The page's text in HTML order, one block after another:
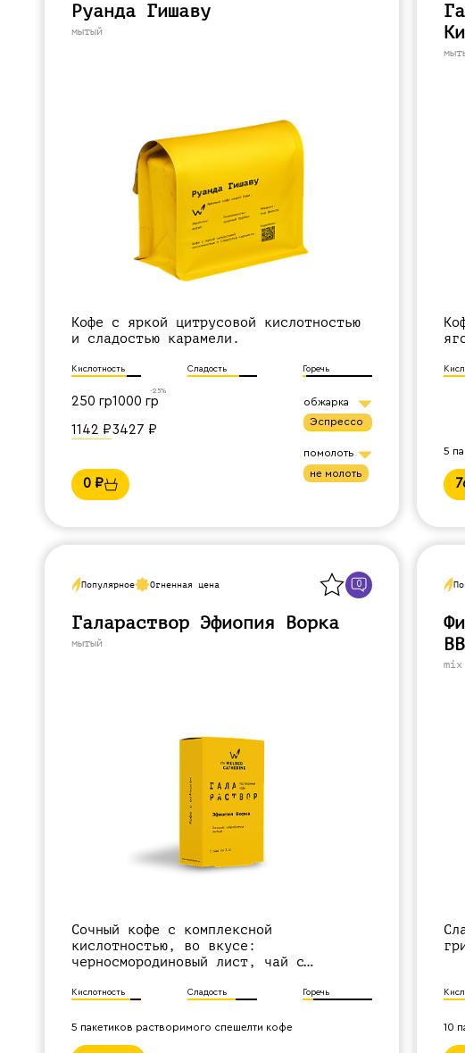
Руанда Гишаву
мытый
Кофе с яркой цитрусовой кислотностью
и сладостью карамели.
Кислотность Сладость Горечь
250 гр
1142 ₽
1000 гр
-25%
3427 ₽
0 ₽
обжарка
эспрессо
помолоть
не молоть
5
Популярное Огненная цена 0
Галараствор Эфиопия Ворка
мытый
Сочный кофе с комплексной
кислотностью, во вкусе:
черносмородиновый лист, чай с
Кислотность Сладость Горечь
5 пакетиков растворимого спешелти кофе
mix
10